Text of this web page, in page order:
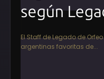
según
El Staff de Legado de
argentinas favoritas de...